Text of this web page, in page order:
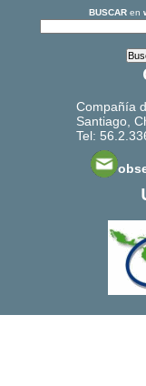
BUSCAR en
Compañía
Santiago,
Tel: